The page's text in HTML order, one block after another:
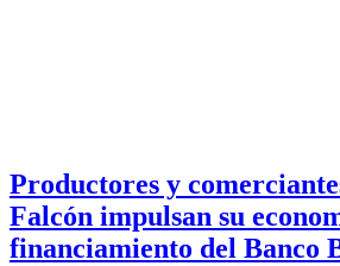
Productores y
Falcón impulsan su
financiamiento del Banco